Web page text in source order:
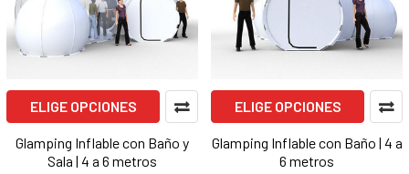
ELIGE OPCIONES
Glamping Inflable con Baño y
Sala | 4 a 6 metros
ELIGE OPCIONES
Glamping Inflable con Baño | 4 a
6 metros